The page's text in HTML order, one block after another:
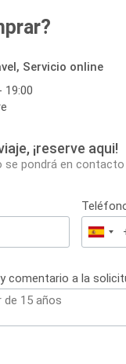
Servicio online
19:00
¡reserve aqui!
se pondrá en
+34
comentario a la